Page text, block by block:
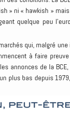
» ni « hawkish »
quelque peu
qui, malgré une
à faire
annonces de la BCE,
plus bas depuis